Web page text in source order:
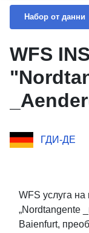
Набор от данни
WFS
ГДИ-ДЕ
WFS услуга на
„Nordtangente
Baienfurt,